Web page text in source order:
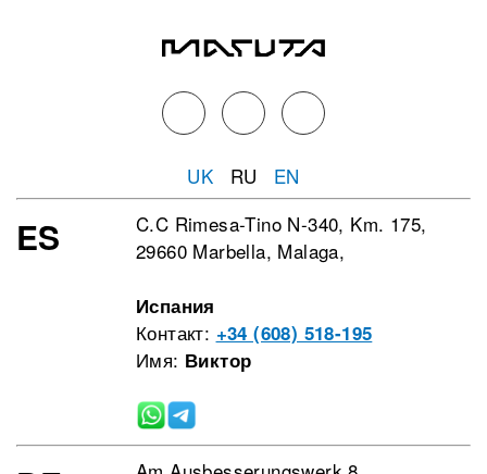
UK RU EN
ES
C.C Rimesa-Tino N-340, Km. 175,
29660 Marbella, Malaga,
Испания
Контакт: +34 (608) 518-195
Имя: Виктор